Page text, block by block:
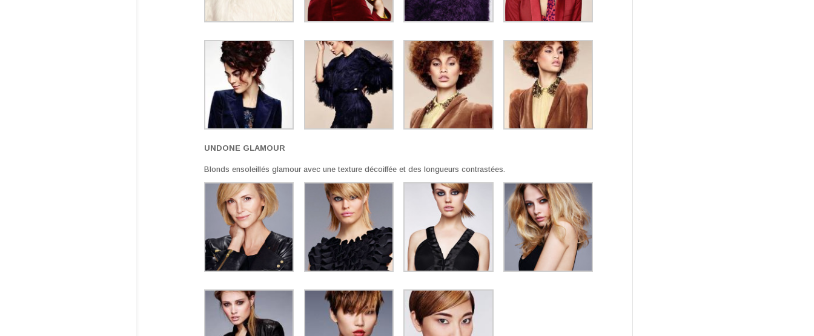
UNDONE GLAMOUR
Blonds ensoleillés glamour avec une texture décoiffée et des longueurs contrastées.